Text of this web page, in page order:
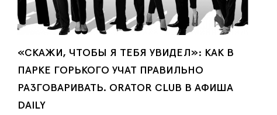
«СКАЖИ, ЧТОБЫ Я ТЕБЯ УВИДЕЛ»: КАК В
ПАРКЕ ГОРЬКОГО УЧАТ ПРАВИЛЬНО
РАЗГОВАРИВАТЬ. ORATOR CLUB В АФИША
DAILY